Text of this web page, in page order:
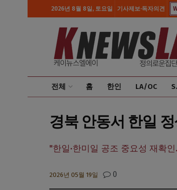
2026년 8월 8일, 토요일 기사제보·독자의견
전체 홈 한인 LA/OC
경북 안동서 한일
"한일·한미일 공조 중요성 재확
2026년 05월 19일 0